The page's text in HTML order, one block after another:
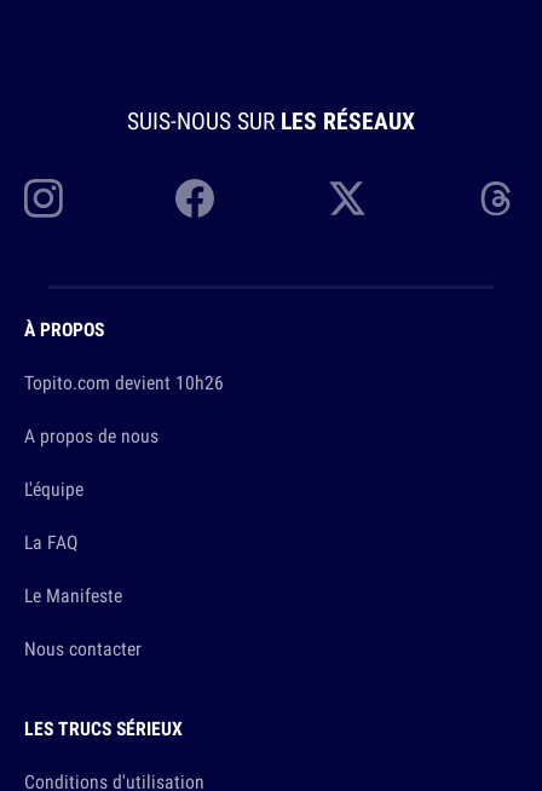
SUIS-NOUS SUR LES RÉSEAUX
À PROPOS
Topito.com devient 10h26
A propos de nous
L'équipe
La FAQ
Le Manifeste
Nous contacter
LES TRUCS SÉRIEUX
Conditions d'utilisation